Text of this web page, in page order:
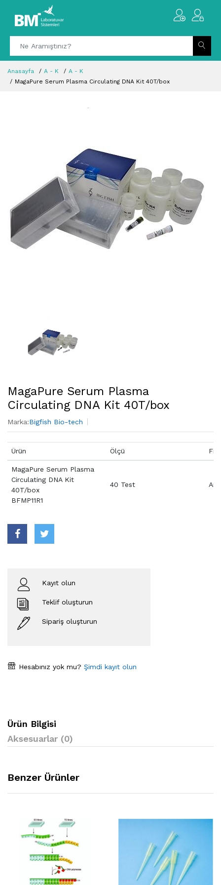
Anasayfa A - K
A - K
MagaPure Serum Plasma Circulating DNA Kit 40T/box
MagaPure Serum Plasma
Circulating DNA Kit 40T/box
Marka:Bigfish Bio-tech
Ürün Ölçü
MagaPure Serum Plasma
Circulating DNA Kit
40T/box
BFMP11R1
40 Test
Kayıt olun
Teklif oluşturun
Sipariş oluşturun
Hesabınız yok mu? Şimdi kayıt olun
Ürün Bilgisi
Aksesuarlar (0)
Benzer Ürünler